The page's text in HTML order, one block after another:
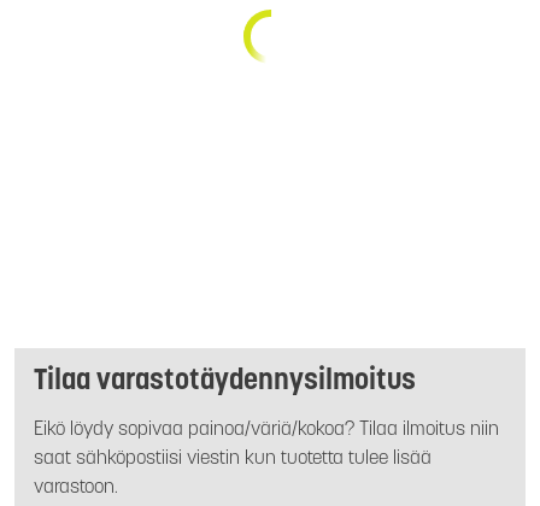
Tilaa varastotäydennysilmoitus
Eikö löydy sopivaa painoa/väriä/kokoa? Tilaa ilmoitus niin
saat sähköpostiisi viestin kun tuotetta tulee lisää
varastoon.